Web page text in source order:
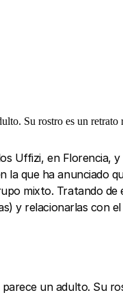
Su rostro es un
Uffizi, en Florencia,
la que ha anunciado
mixto. Tratando
y relacionarlas con el
parece un adulto. Su